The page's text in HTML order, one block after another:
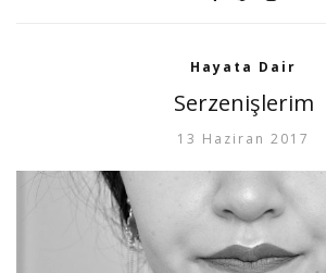
Hayata Dair
Serzenişlerim
13 Haziran 2017